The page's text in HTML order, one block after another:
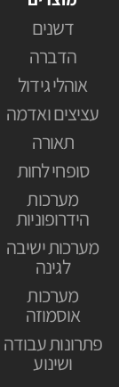
דשנים
הדברה
אוהלי גידול
עציצים ואדמה
תאורה
סופחי לחות
מערכות
הידרופוניות
מערכות ישיבה
לגינה
מערכות
אוסמוזה
פתרונות עבודה
ושינוע